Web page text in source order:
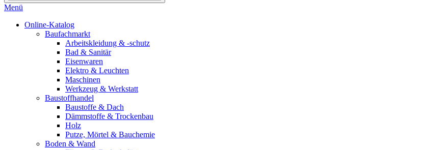
Menü
Online-Katalog
Baufachmarkt
Arbeitskleidung & -schutz
Bad & Sanitär
Eisenwaren
Elektro & Leuchten
Maschinen
Werkzeug & Werkstatt
Baustoffhandel
Baustoffe & Dach
Dämmstoffe & Trockenbau
Holz
Putze, Mörtel & Bauchemie
Boden & Wand